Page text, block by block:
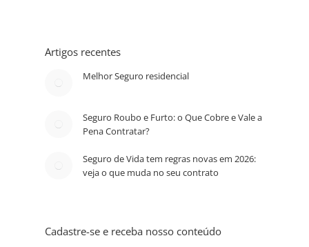
Artigos recentes
Melhor Seguro residencial
Seguro Roubo e Furto: o Que Cobre e Vale a
Pena Contratar?
Seguro de Vida tem regras novas em 2026:
veja o que muda no seu contrato
Cadastre-se e receba nosso conteúdo